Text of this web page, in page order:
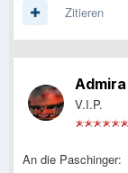
Zitieren
Admira
V.I.P.
An die Paschinger: